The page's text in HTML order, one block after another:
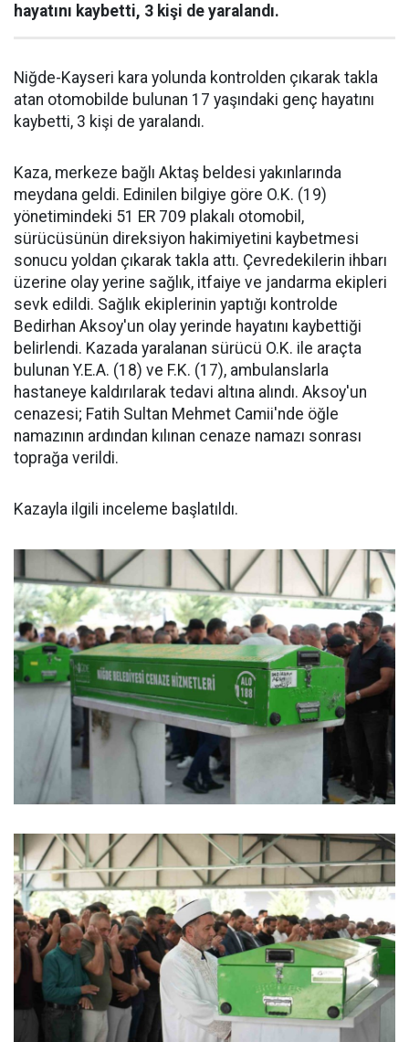
hayatını kaybetti, 3 kişi de yaralandı.
Niğde-Kayseri kara yolunda kontrolden çıkarak takla
atan otomobilde bulunan 17 yaşındaki genç hayatını
kaybetti, 3 kişi de yaralandı.
Kaza, merkeze bağlı Aktaş beldesi yakınlarında
meydana geldi. Edinilen bilgiye göre O.K. (19)
yönetimindeki 51 ER 709 plakalı otomobil,
sürücüsünün direksiyon hakimiyetini kaybetmesi
sonucu yoldan çıkarak takla attı. Çevredekilerin ihbarı
üzerine olay yerine sağlık, itfaiye ve jandarma ekipleri
sevk edildi. Sağlık ekiplerinin yaptığı kontrolde
Bedirhan Aksoy'un olay yerinde hayatını kaybettiği
belirlendi. Kazada yaralanan sürücü O.K. ile araçta
bulunan Y.E.A. (18) ve F.K. (17), ambulanslarla
hastaneye kaldırılarak tedavi altına alındı. Aksoy'un
cenazesi; Fatih Sultan Mehmet Camii'nde öğle
namazının ardından kılınan cenaze namazı sonrası
toprağa verildi.
Kazayla ilgili inceleme başlatıldı.